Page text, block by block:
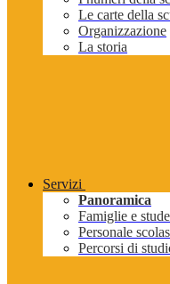
Le carte della
Organizzazione
La storia
Servizi
Panoramica
Famiglie e
Personale
Percorsi di